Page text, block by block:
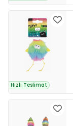
Hızlı Teslimat